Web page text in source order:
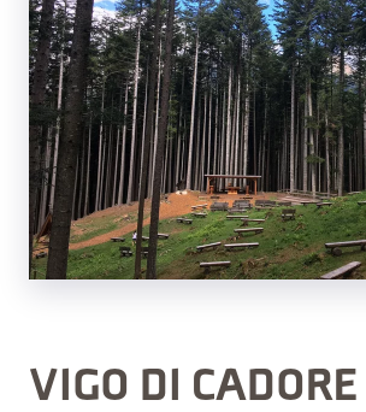
VIGO DI CADORE